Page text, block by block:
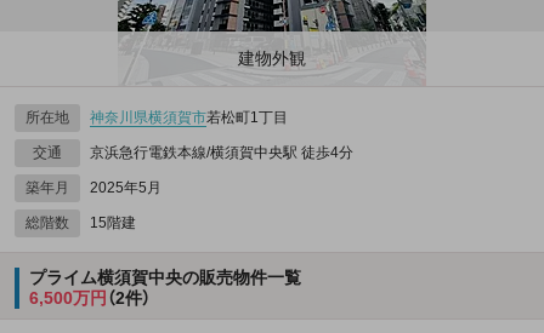
建物外観
所在地 神奈川県横須賀市若松町1丁目
交通 京浜急行電鉄本線/横須賀中央駅 徒歩4分
築年月 2025年5月
総階数 15階建
プライム横須賀中央の販売物件一覧
6,500万円 （2件）